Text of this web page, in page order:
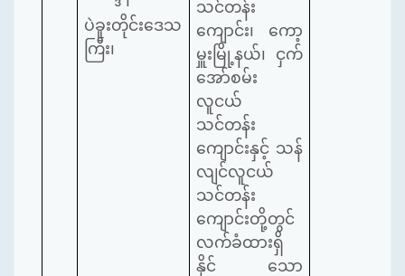
ပဲခူးတိုင်းဒေသ
ကြီး၊
သင်တန်း
ကျောင်း၊ ကော့
မှူးမြို့နယ်၊ ငှက်
အော်စမ်း
လူငယ်
သင်တန်း
ကျောင်းနှင့် သန်
လျင်လူငယ်
သင်တန်း
ကျောင်းတို့တွင်
လက်ခံထားရှိ
နိုင် သော